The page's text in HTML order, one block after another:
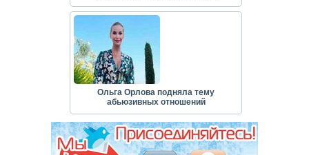
Ольга Орлова подняла тему
абьюзивных отношений